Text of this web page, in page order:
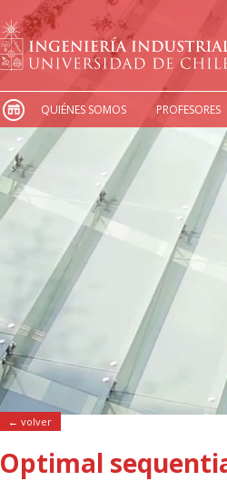
QUIÉNES SOMOS PROFESORES
← volver
Optimal